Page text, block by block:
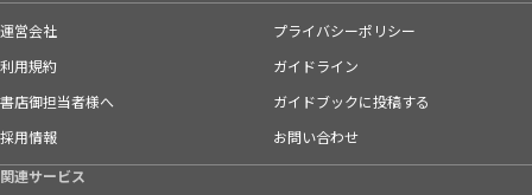
運営会社
プライバシーポリシー
利用規約
ガイドライン
書店御担当者様へ
ガイドブックに投稿する
採用情報
お問い合わせ
関連サービス